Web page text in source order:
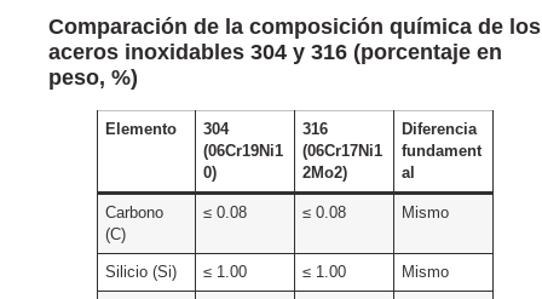
Comparación de la composición química de los
aceros inoxidables 304 y 316 (porcentaje en
peso, %)
Elemento
304
(06Cr19Ni1
0)
316
(06Cr17Ni1
2Mo2)
Diferencia
fundament
al
Carbono
(C)
≤ 0.08 ≤ 0.08 Mismo
Silicio (Si) ≤ 1.00 ≤ 1.00 Mismo